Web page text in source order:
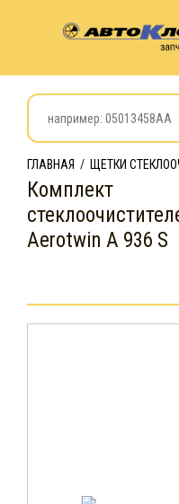
ГЛАВНАЯ / ЩЕТКИ
Комплект
Aerotwin A 936 S